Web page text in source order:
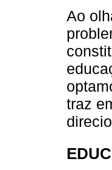
Ao
traz